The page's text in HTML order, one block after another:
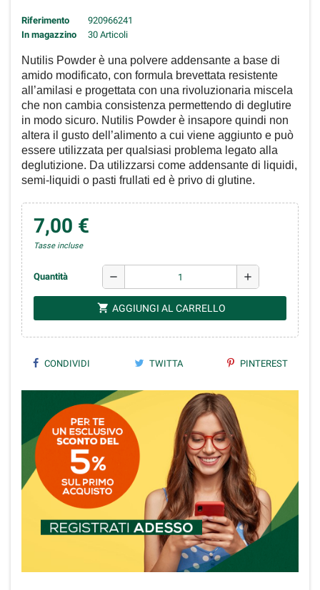
Riferimento
920966241
In magazzino
30 Articoli
Nutilis Powder è una polvere addensante a base di
amido modificato, con formula brevettata resistente
all’amilasi e progettata con una rivoluzionaria miscela
che non cambia consistenza permettendo di deglutire
in modo sicuro. Nutilis Powder è insapore quindi non
altera il gusto dell’alimento a cui viene aggiunto e può
essere utilizzata per qualsiasi problema legato alla
deglutizione. Da utilizzarsi come addensante di liquidi,
semi-liquidi o pasti frullati ed è privo di glutine.
7,00 €
Tasse incluse
Quantità remove add
shopping_cart AGGIUNGI AL CARRELLO
CONDIVIDI TWITTA PINTEREST